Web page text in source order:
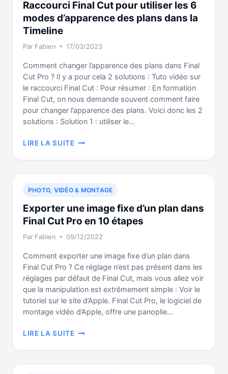
À
!
Raccourci Final Cut pour utiliser les 6
modes d’apparence des plans dans la
Timeline
Par Fabien 17/03/2023
Comment changer l’apparence des plans dans Final
Cut Pro ? Il y a pour cela 2 solutions : Tuto vidéo sur
le raccourci Final Cut : Pour résumer : En formation
Final Cut, on nous demande souvent comment faire
pour changer l’apparence des plans. Voici donc les 2
solutions : Solution 1 : utiliser le…
LIRE LA SUITERACCOURCI
CUT
POUR
LES
6
D’APPARENCE
DES
DANS
LA
TIMELINE
PHOTO, VIDÉO & MONTAGE
Exporter une image fixe d’un plan dans
Final Cut Pro en 10 étapes
Par Fabien 09/12/2022
Comment exporter une image fixe d’un plan dans
Final Cut Pro ? Ce réglage n’est pas présent dans les
réglages par défaut de Final Cut, mais vous allez voir
que la manipulation est extrêmement simple : Voir le
tutoriel sur le site d’Apple. Final Cut Pro, le logiciel de
montage vidéo d’Apple, offre une panoplie…
LIRE LA SUITEEXPORTER
IMAGE
FIXE